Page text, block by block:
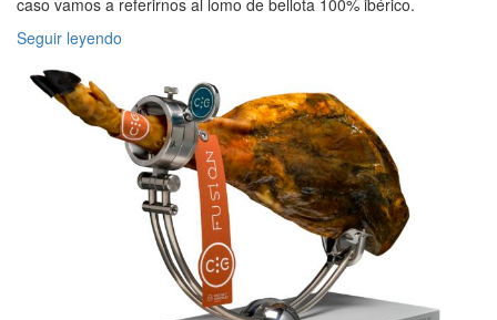
Seguir leyendo